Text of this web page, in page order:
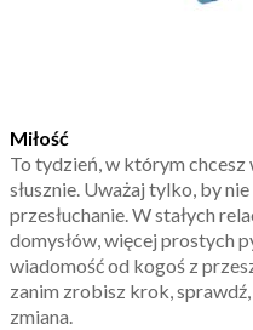
Miłość
To tydzień, w którym chcesz
słusznie. Uważaj tylko, by
przesłuchanie. W stałych
domysłów, więcej prostych
wiadomość od kogoś z
zanim zrobisz krok,
zmiana.